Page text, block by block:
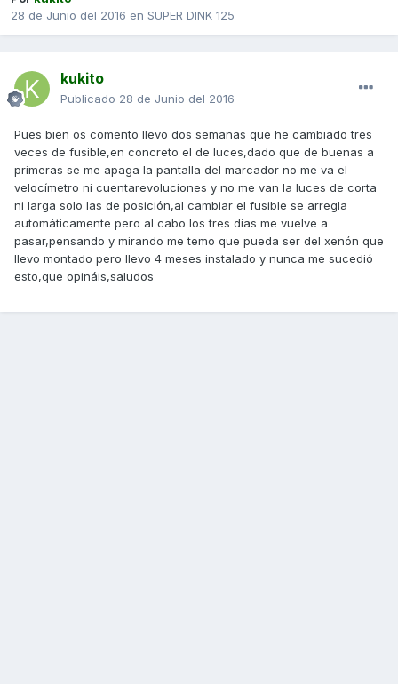
28 de Junio del 2016 en SUPER DINK 125
kukito
Publicado 28 de Junio del 2016
Pues bien os comento llevo dos semanas que he cambiado tres
veces de fusible,en concreto el de luces,dado que de buenas a
primeras se me apaga la pantalla del marcador no me va el
velocímetro ni cuentarevoluciones y no me van la luces de corta
ni larga solo las de posición,al cambiar el fusible se arregla
automáticamente pero al cabo los tres días me vuelve a
pasar,pensando y mirando me temo que pueda ser del xenón que
llevo montado pero llevo 4 meses instalado y nunca me sucedió
esto,que opináis,saludos